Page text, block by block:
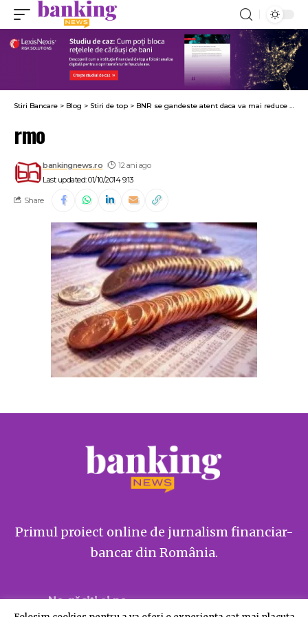
Stiri Bancare > Blog > Stiri de top > BNR se gandeste atent daca va mai reduce dobanda cheie. Afla motivul
rmo
Last updated: 01/10/2014 9:13
bankingnews.ro 12 ani ago
Share
Primul proiect online de jurnalism financiar-
bancar din România.
Ne găsiți și pe